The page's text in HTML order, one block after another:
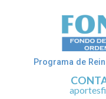
Programa de